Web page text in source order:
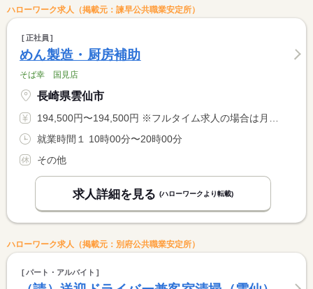
ハローワーク求人（掲載元：諫早公共職業安定所）
正社員
めん製造・厨房補助
そば幸 国見店
長崎県雲仙市
194,500円〜194,500円 ※フルタイム求人の場合は月額（換算額）、パート求人の場合は時間額を表示しています。
就業時間１ 10時00分〜20時00分
その他
求人詳細を見る (ハローワークより転載)
ハローワーク求人（掲載元：別府公共職業安定所）
パート・アルバイト